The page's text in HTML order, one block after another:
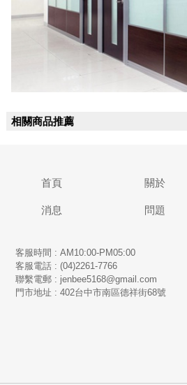
相關商品推薦
首頁 關於
消息 問題
客服時間 : AM10:00-PM05:00
客服電話 : (04)2261-7766
​聯繫電郵 : jenbee5168@gmail.com
門市地址 : 402台中市南區德祥街68號